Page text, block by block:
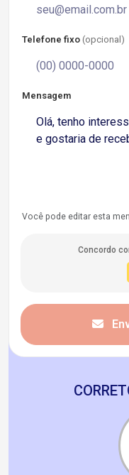
Telefone fixo (opcional)
Mensagem
Você pode editar esta
Concordo